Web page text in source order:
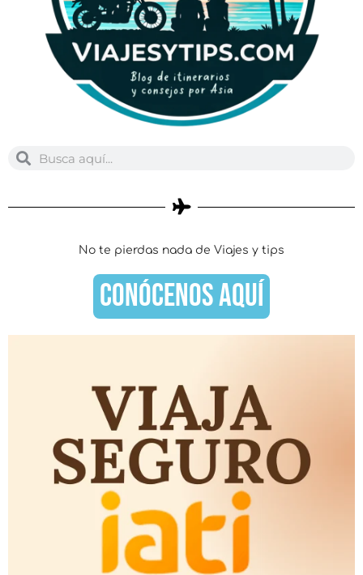
BuscarBuscar
No te pierdas nada de Viajes y tips
CONÓCENOS AQUÍ